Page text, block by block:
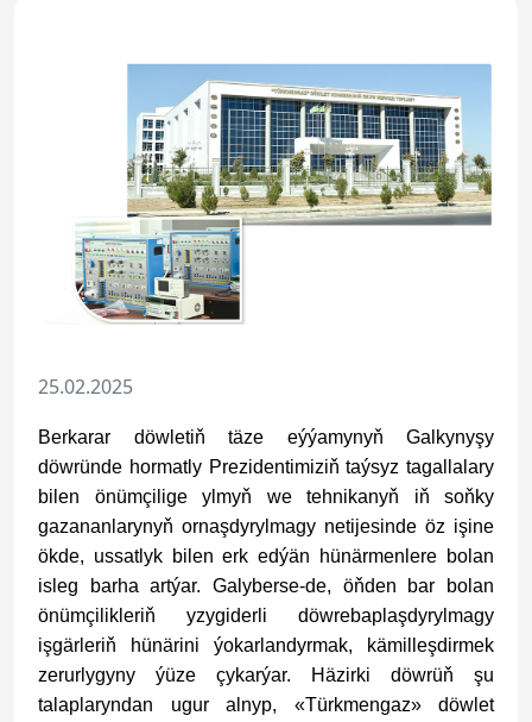
25.02.2025
Berkarar döwletiň täze eýýamynyň Galkynyşy
döwründe hormatly Prezidentimiziň taýsyz tagallalary
bilen önümçilige ylmyň we tehnikanyň iň soňky
gazananlarynyň ornaşdyrylmagy netijesinde öz işine
ökde, ussatlyk bilen erk edýän hünärmenlere bolan
isleg barha artýar. Galyberse-de, öňden bar bolan
önümçilikleriň yzygiderli döwrebaplaşdyrylmagy
işgärleriň hünärini ýokarlandyrmak, kämilleşdirmek
zerurlygyny ýüze çykarýar. Häzirki döwrüň şu
talaplaryndan ugur alnyp, «Türkmengaz» döwlet